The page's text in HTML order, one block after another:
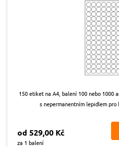
150 etiket na A4, balení 100 nebo 1000
s nepermanentním lepidlem pro
od 529,00 Kč
za 1 balení